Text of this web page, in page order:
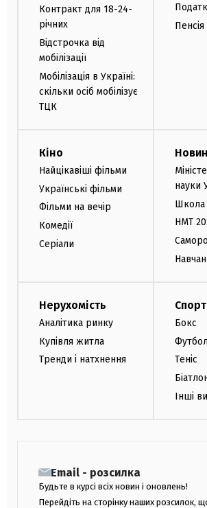
Контракт для 18-24-
річних
Відстрочка від
мобілізації
Мобілізація в Україні:
скільки осіб мобілізує
ТЦК
Пенсія
Кіно
Найцікавіші фільми
Українські фільми
Фільми на вечір
Комедії
Серіали
науки
Школа
НМТ
Нерухомість
Аналітика ринку
Купівля житла
Тренди і натхнення
Спорт
Бокс
Теніс
Інші
Email - розсилка
Будьте в курсі всіх новин і оновлень!
Перейдіть на сторінку наших розсилок,